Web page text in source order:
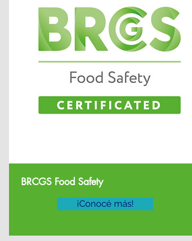
BRCGS Food Safety
¡Conocé más!